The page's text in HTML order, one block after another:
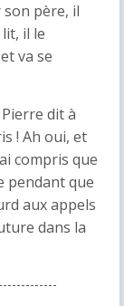
père, il
il le
va se
dit à
! Ah oui, et
compris que
pendant que
aux appels
dans la